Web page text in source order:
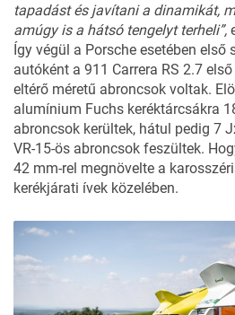
tapadást és javítani a dinamikát,
amúgy is a hátsó tengelyt terheli”,
Így végül a Porsche esetében első
autóként a 911 Carrera RS 2.7
eltérő méretű abroncsok voltak.
alumínium Fuchs keréktárcsákra
abroncsok kerültek, hátul pedig 7
VR-15-ös abroncsok feszültek.
42 mm-rel megnövelte a
kerékjárati ívek közelében.